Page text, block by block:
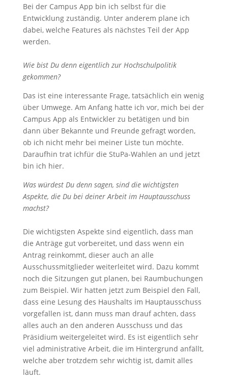
Bei der Campus App bin ich selbst für die
Entwicklung zuständig. Unter anderem plane ich
dabei, welche Features als nächstes Teil der App
werden.
Wie bist Du denn eigentlich zur Hochschulpolitik
gekommen?
Das ist eine interessante Frage, tatsächlich ein wenig
über Umwege. Am Anfang hatte ich vor, mich bei der
Campus App als Entwickler zu betätigen und bin
dann über Bekannte und Freunde gefragt worden,
ob ich nicht mehr bei meiner Liste tun möchte.
Daraufhin trat ichfür die StuPa-Wahlen an und jetzt
bin ich hier.
Was würdest Du denn sagen, sind die wichtigsten
Aspekte, die Du bei deiner Arbeit im Hauptausschuss
machst?
Die wichtigsten Aspekte sind eigentlich, dass man
die Anträge gut vorbereitet, und dass wenn ein
Antrag reinkommt, dieser auch an alle
Ausschussmitglieder weiterleitet wird. Dazu kommt
noch die Sitzungen gut planen, bei Raumbuchungen
zum Beispiel. Wir hatten jetzt zum Beispiel den Fall,
dass eine Lesung des Haushalts im Hauptausschuss
vorgefallen ist, dann muss man drauf achten, dass
alles auch an den anderen Ausschuss und das
Präsidium weitergeleitet wird. Es ist eigentlich sehr
viel administrative Arbeit, die im Hintergrund anfällt,
welche aber trotzdem sehr wichtig ist, damit alles
läuft.